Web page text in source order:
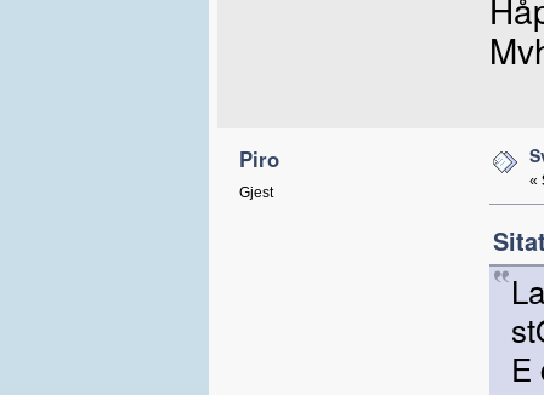
Piro
Gjest
«
E